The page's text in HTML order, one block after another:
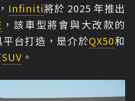
Infiniti將於 2025 年推出
，該車型將會與大改款的
台打造，是介於QX50和
SUV 。